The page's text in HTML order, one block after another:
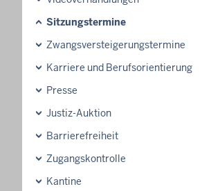
Sitzungstermine
Zwangsversteigerungstermine
Karriere und Berufsorientierung
Presse
Justiz-Auktion
Barrierefreiheit
Zugangskontrolle
Kantine